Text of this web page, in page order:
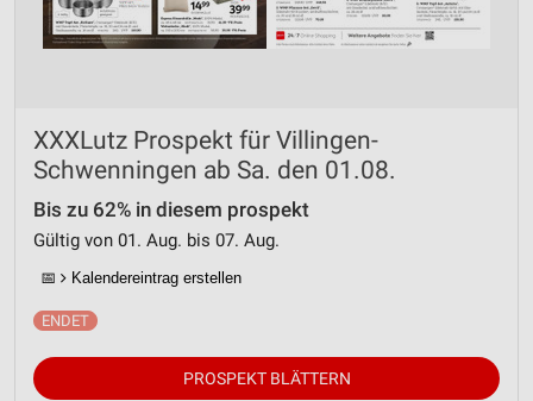
XXXLutz Prospekt für Villingen-
Schwenningen ab Sa. den 01.08.
Bis zu 62% in diesem prospekt
Gültig von 01. Aug. bis 07. Aug.
📅 Kalendereintrag erstellen
PROSPEKT BLÄTTERN
Verwendung von Profilen zur Auswahl
von Inhalten
Verwendung von Profilen zur Auswahl
Messung der Werbeleistung
Kombinationen von Daten aus verschiedenen